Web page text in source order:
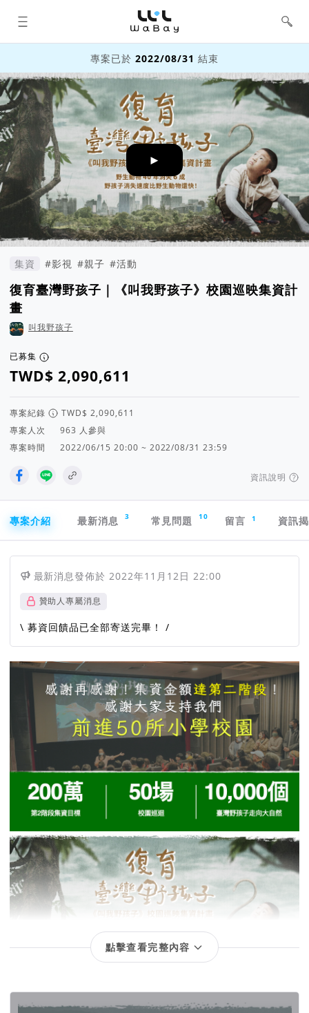
WaBay 挖貝 | 台灣最值得信賴的群眾
集資 / 群眾募資平台
專案已於2022/08/31 結束
►
集資 #影視 #親子 #活動
復育臺灣野孩子｜《叫我野孩子》校園巡映集資計
畫
叫我野孩子
已募集
專案紀錄
專案人次
人參與
專案時間
2022/06/15 20:00 ~ 2022/08/31 23:59
資訊說明
專案介紹
最新消息 3 常見問題 10 留言 1 資訊
最新消息發佈於 2022年11月12日 22:00
贊助人專屬消息
\ 募資回饋品已全部寄送完畢！ /
點擊查看完整內容